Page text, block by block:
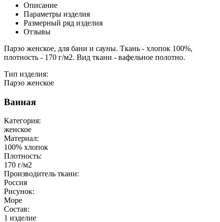
Описание
Параметры изделия
Размерный ряд изделия
Отзывы
Парэо женское, для бани и сауны. Ткань - хлопок 100%,
плотность - 170 г/м2. Вид ткани - вафельное полотно.
Тип изделия:
Парэо женское
Ванная
Категория:
женское
Материал:
100% хлопок
Плотность:
170 г/м2
Производитель ткани:
Россия
Рисунок:
Море
Состав:
1 изделие